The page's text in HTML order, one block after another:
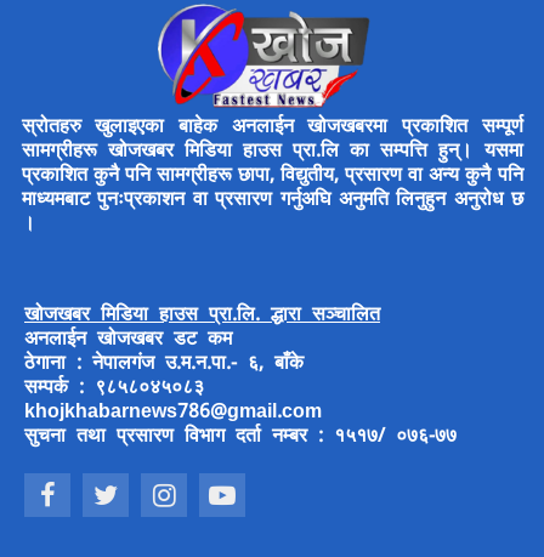
स्रोतहरु खुलाइएका बाहेक अनलाईन खोजखबरमा प्रकाशित सम्पूर्ण
सामग्रीहरू खोजखबर मिडिया हाउस प्रा.लि का सम्पत्ति हुन्। यसमा
प्रकाशित कुनै पनि सामग्रीहरू छापा, विद्युतीय, प्रसारण वा अन्य कुनै पनि
माध्यमबाट पुनःप्रकाशन वा प्रसारण गर्नुअघि अनुमति लिनुहुन अनुरोध छ
।
खोजखबर मिडिया हाउस प्रा.लि. द्धारा सञ्चालित
अनलाईन खोजखबर डट कम
ठेगाना : नेपालगंज उ.म.न.पा.- ६, बाँके
सम्पर्क : ९८५८०४५०८३
khojkhabarnews786@gmail.com
सुचना तथा प्रसारण विभाग दर्ता नम्बर : १५१७/ ०७६-७७